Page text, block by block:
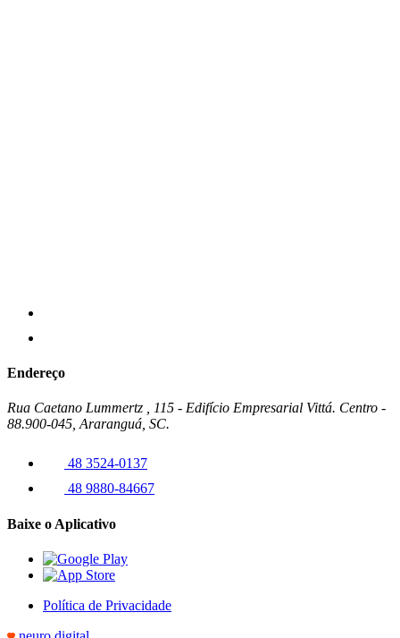
Endereço
Rua Caetano Lummertz , 115 - Edifício Empresarial Vittá. Centro -
88.900-045, Araranguá, SC.
48 3524-0137
48 9880-84667
Baixe o Aplicativo
Política de Privacidade